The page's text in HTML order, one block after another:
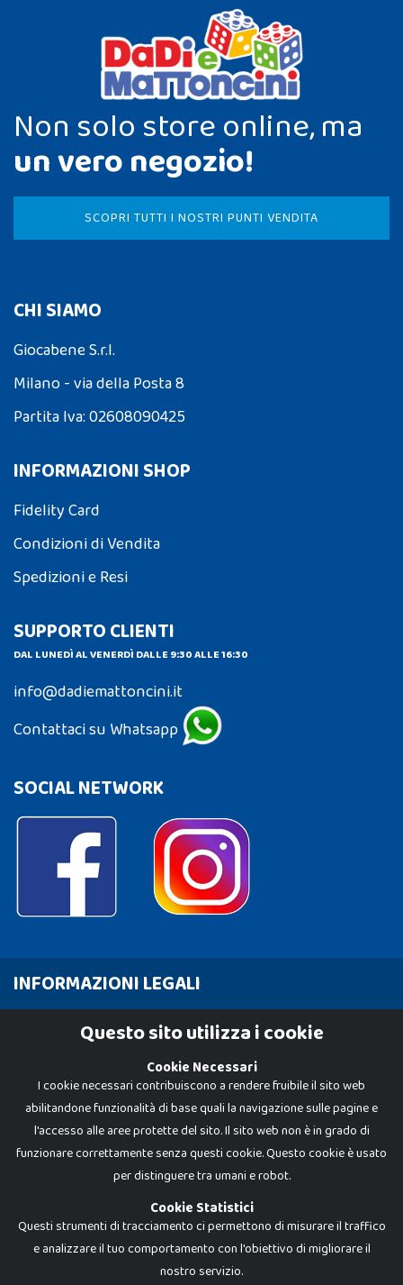
Non solo store online, ma
un vero negozio!
SCOPRI TUTTI I NOSTRI PUNTI VENDITA
CHI SIAMO
Giocabene S.r.l.
Milano - via della Posta 8
Partita Iva: 02608090425
INFORMAZIONI SHOP
Fidelity Card
Condizioni di Vendita
Spedizioni e Resi
SUPPORTO CLIENTI
DAL LUNEDÌ AL VENERDÌ DALLE 9:30 ALLE 16:30
info@dadiemattoncini.it
Contattaci su Whatsapp
SOCIAL NETWORK
INFORMAZIONI LEGALI
Cookie Policy
Dadi e Mattoncini è un brand di Giocabene Srl. Ogni riproduzione o utilizzo non
Questo sito utilizza i cookie
Cookie Necessari
I cookie necessari contribuiscono a rendere fruibile il sito web
abilitandone funzionalità di base quali la navigazione sulle pagine e
l'accesso alle aree protette del sito. Il sito web non è in grado di
funzionare correttamente senza questi cookie. Questo cookie è usato
per distinguere tra umani e robot.
Cookie Statistici
Questi strumenti di tracciamento ci permettono di misurare il traffico
e analizzare il tuo comportamento con l'obiettivo di migliorare il
nostro servizio.